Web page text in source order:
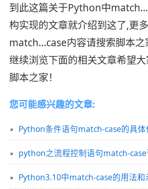
到此这篇关于Python中
构实现的文章就介绍到这了,更
match...case内容请搜索脚本
继续浏览下面的相关文章希望
脚本之家！
您可能感兴趣的文章:
Python条件语句match-case的具体
python之流程控制语句match-case
Python3.10中match-case的用法和